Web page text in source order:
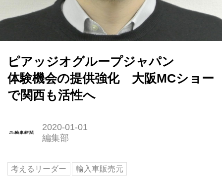
ピアッジオグループジャパン
体験機会の提供強化 大阪MCショー
で関西も活性へ
2020-01-01
編集部
考えるリーダー
輸入車販売元